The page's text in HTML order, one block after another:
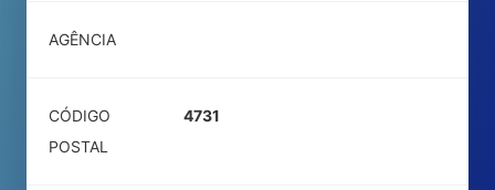
AGÊNCIA
CÓDIGO
POSTAL
4731